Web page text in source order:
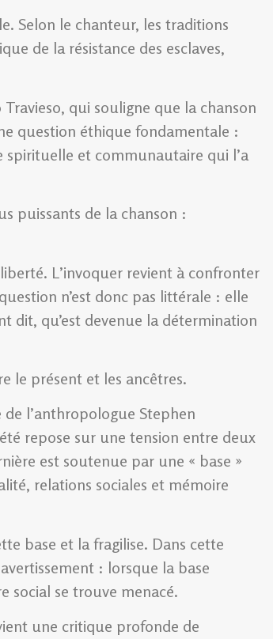
Selon le chanteur, les traditions
de la résistance des esclaves,
qui souligne que la chanson
question éthique fondamentale :
spirituelle et communautaire qui l’a
puissants de la chanson :
L’invoquer revient à confronter
n’est donc pas littérale : elle
dit, qu’est devenue la détermination
le présent et les ancêtres.
l’anthropologue Stephen
repose sur une tension entre deux
est soutenue par une « base »
relations sociales et mémoire
base et la fragilise. Dans cette
: lorsque la base
social se trouve menacé.
une critique profonde de